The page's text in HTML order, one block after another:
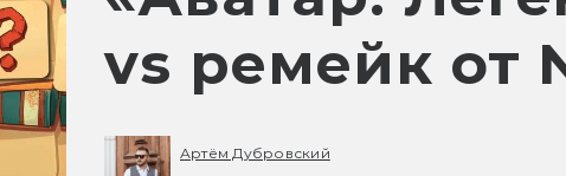
vs ремейк от
Артём Дубровский